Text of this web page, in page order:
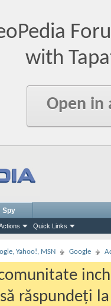
with
Open in
Quick Links
Spy
Yahoo!, MSN Google
răspundeți